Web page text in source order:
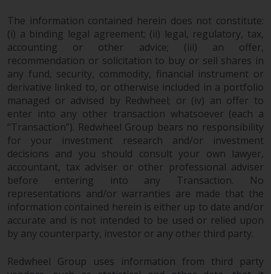
The information contained herein does not constitute:
(i) a binding legal agreement; (ii) legal, regulatory, tax,
accounting or other advice; (iii) an offer,
recommendation or solicitation to buy or sell shares in
any fund, security, commodity, financial instrument or
derivative linked to, or otherwise included in a portfolio
managed or advised by Redwheel; or (iv) an offer to
enter into any other transaction whatsoever (each a
“Transaction”). Redwheel Group bears no responsibility
for your investment research and/or investment
decisions and you should consult your own lawyer,
accountant, tax adviser or other professional adviser
before entering into any Transaction. No
representations and/or warranties are made that the
information contained herein is either up to date and/or
accurate and is not intended to be used or relied upon
by any counterparty, investor or any other third party.
Redwheel Group uses information from third party